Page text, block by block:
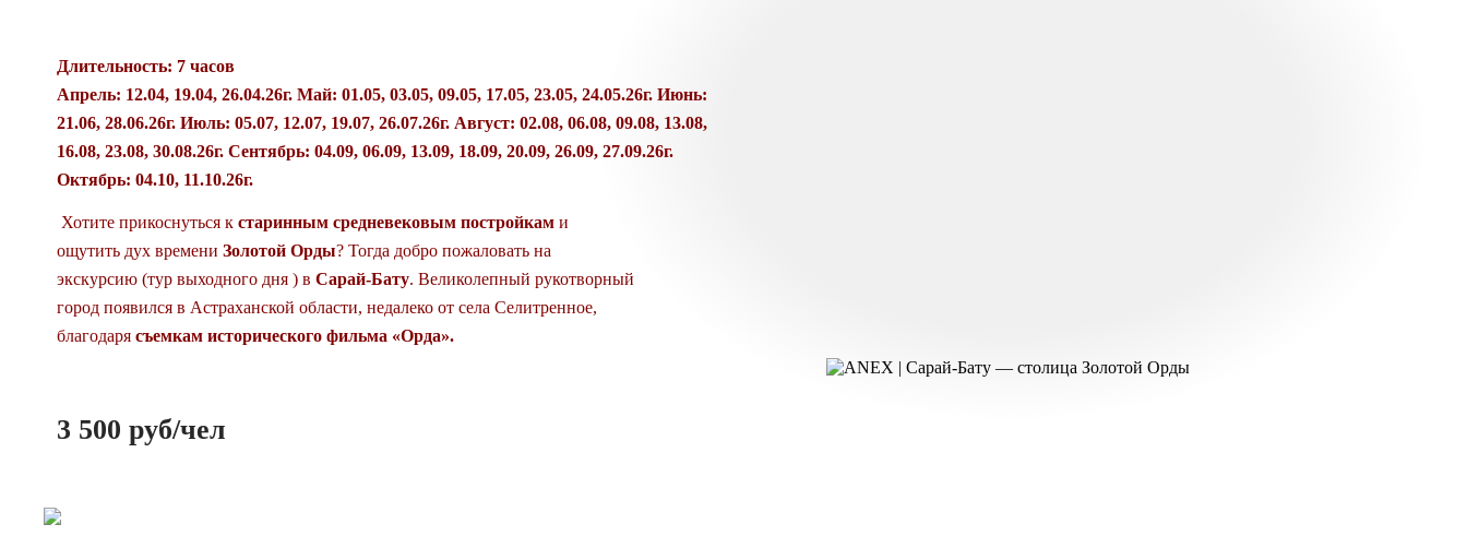
Длительность: 7 часов
Апрель: 12.04, 19.04, 26.04.26г. Май: 01.05, 03.05, 09.05, 17.05, 23.05, 24.05.26г. Июнь:
21.06, 28.06.26г. Июль: 05.07, 12.07, 19.07, 26.07.26г. Август: 02.08, 06.08, 09.08, 13.08,
16.08, 23.08, 30.08.26г. Сентябрь: 04.09, 06.09, 13.09, 18.09, 20.09, 26.09, 27.09.26г.
Октябрь: 04.10, 11.10.26г.
Хотите прикоснуться к старинным средневековым постройками
ощутить дух времени Золотой Орды? Тогда добро пожаловать на
экскурсию (тур выходного дня ) в Сарай-Бату. Великолепный рукотворный
город появился в Астраханской области, недалеко от села Селитренное,
благодаря съемкам исторического фильма «Орда».
3 500 руб/чел